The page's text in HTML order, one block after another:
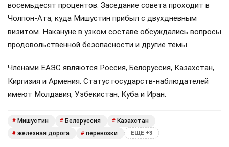
восемьдесят процентов. Заседание совета проходит в
Чолпон-Ата, куда Мишустин прибыл с двухдневным
визитом. Накануне в узком составе обсуждались вопросы
продовольственной безопасности и другие темы.
Членами ЕАЭС являются Россия, Белоруссия, Казахстан,
Киргизия и Армения. Статус государств-наблюдателей
имеют Молдавия, Узбекистан, Куба и Иран.
# Мишустин # Белоруссия # Казахстан
# железная дорога # перевозки ЕЩЕ +3